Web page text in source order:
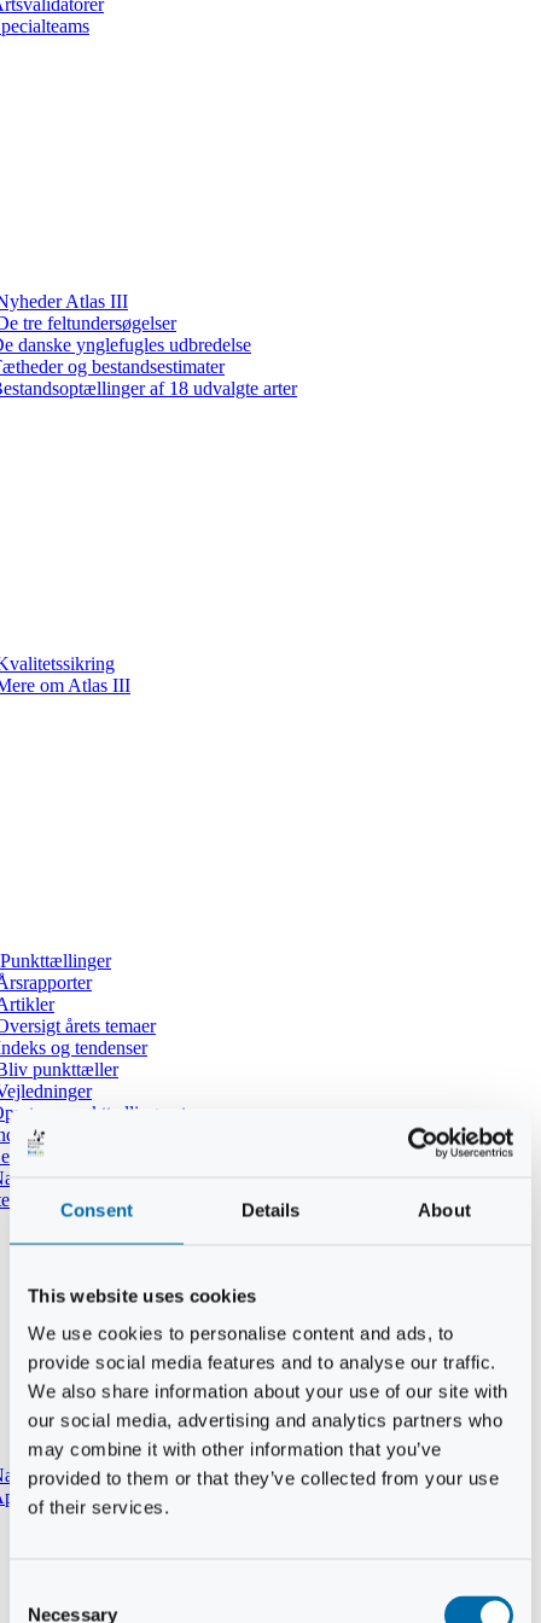
Consent Details About
This website uses cookies
We use cookies to personalise content and ads, to
provide social media features and to analyse our traffic.
We also share information about your use of our site with
our social media, advertising and analytics partners who
may combine it with other information that you’ve
provided to them or that they’ve collected from your use
of their services.
Necessary
Atlas III
tre feltundersøgelser
danske ynglefugles udbredelse
og bestandsestimater
af 18 udvalgte arter
om Atlas III
Punkttællinger
årets temaer
og tendenser
punkttæller
ny punkttællingsrute
udført tælling i DOFbasen
dine tidligere punkttællinger
i mørket
til punkttællinger